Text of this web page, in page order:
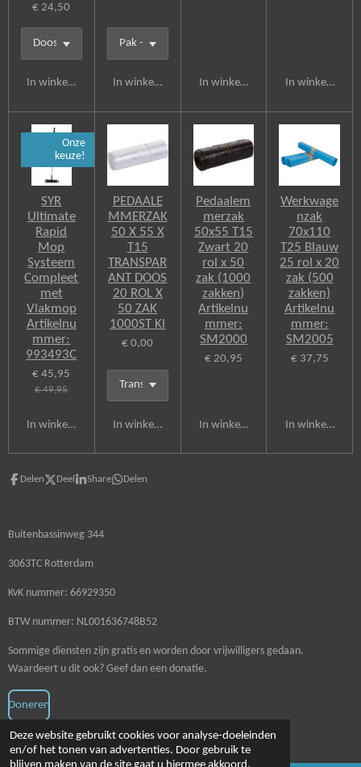
Deze website gebruikt cookies voor analyse-doeleinden
en/of het tonen van advertenties. Door gebruik te
€ 24,50
In winkelwagen In winkelwagen In winkelwagen In winkelwagen
Onze
keuze!
SYR
Ultimate
Rapid
Mop
Systeem
Compleet
met
Vlakmop
Artikelnu
mmer:
993493C
€ 45,95
€ 49,95
In winkelwagen
PEDAALE
MMERZAK
50 X 55 X
T15
TRANSPAR
ANT DOOS
20 ROL X
50 ZAK
1000ST Kl
€ 0,00
In winkelwagen
Pedaalem
merzak
50x55 T15
Zwart 20
rol x 50
zak (1000
zakken)
Artikelnu
mmer:
SM2000
€ 20,95
In winkelwagen
Werkwage
nzak
70x110
T25 Blauw
25 rol x 20
zak (500
zakken)
Artikelnu
mmer:
SM2005
€ 37,75
In winkelwagen
Delen Deel Share Delen
Buitenbassinweg 344
3063TC Rotterdam
KvK nummer: 66929350
BTW nummer: NL001636748B52
Sommige diensten zijn gratis en worden door vrijwilligers gedaan.
Waardeert u dit ook? Geef dan een donatie.
Doneren
© 2020 - 2026 Schoonmaakzaken